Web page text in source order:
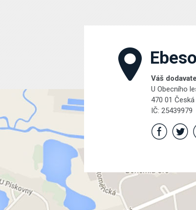
Váš
U Obecního
470 01
IČ: 25439979